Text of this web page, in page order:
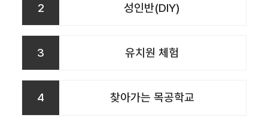
2 성인반(DIY)
3 유치원 체험
4 찾아가는 목공학교